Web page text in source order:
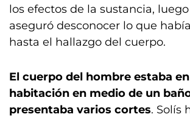
los efectos de la sustancia,
aseguró desconocer lo que
hasta el hallazgo del cuerpo.
El cuerpo del hombre estaba
habitación en medio de un
presentaba varios cortes. Solís